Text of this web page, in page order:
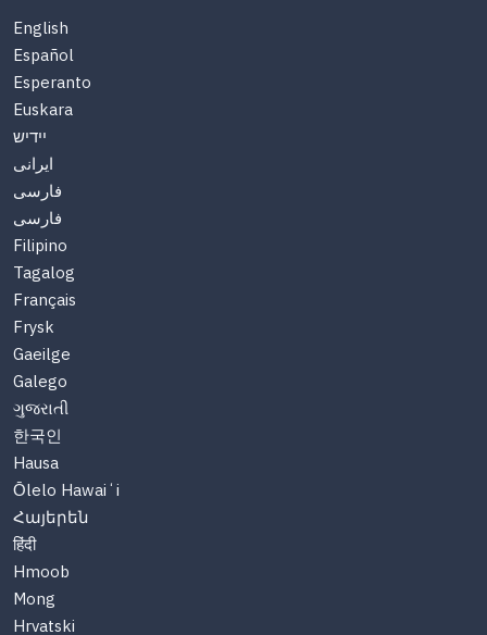
English
Español
Esperanto
Euskara
יידיש
ایرانی
فارسی
فارسی
Filipino
Tagalog
Français
Frysk
Gaeilge
Galego
ગુજરાતી
한국인
Hausa
Ōlelo Hawaiʻi
Հայերեն
हिंदी
Hmoob
Mong
Hrvatski